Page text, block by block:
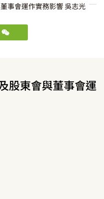
事會運作實務影響 吳志光
股東會與董事會運